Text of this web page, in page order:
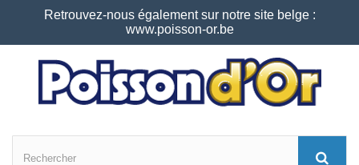
Retrouvez-nous également sur notre site belge :
www.poisson-or.be